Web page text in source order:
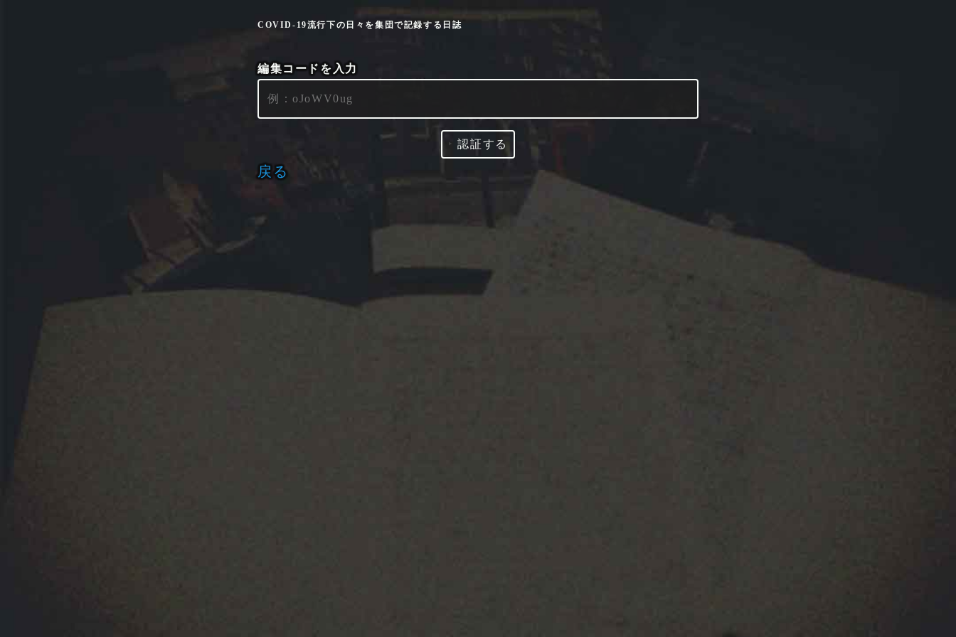
COVID-19流行下の日々を集団で記録する日誌
編集コードを入力
‣ 認証する
戻る